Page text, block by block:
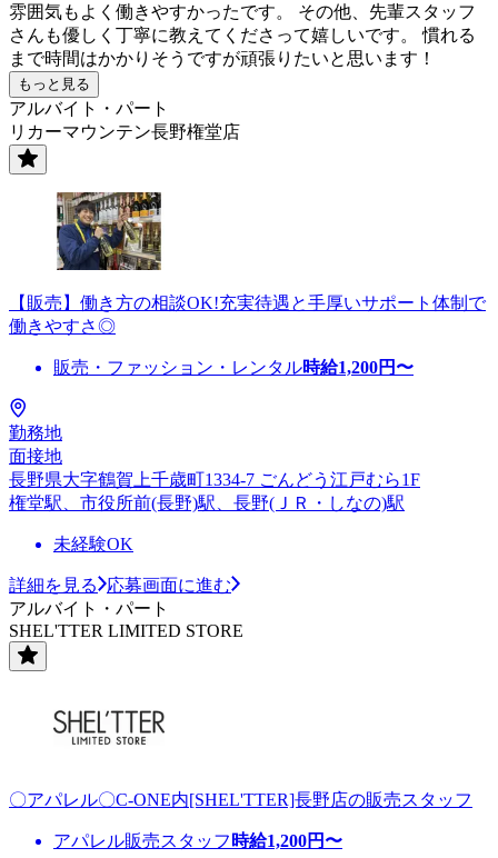
雰囲気もよく働きやすかったです。 その他、先輩スタッフ
さんも優しく丁寧に教えてくださって嬉しいです。 慣れる
まで時間はかかりそうですが頑張りたいと思います！
もっと見る
アルバイト・パート
リカーマウンテン長野権堂店
【販売】働き方の相談OK!充実待遇と手厚いサポート体制で
働きやすさ◎
販売・ファッション・レンタル時給1,200円〜
勤務地
面接地
長野県大字鶴賀上千歳町1334-7 ごんどう江戸むら1F
権堂駅、市役所前(長野)駅、長野(ＪＲ・しなの)駅
未経験OK
詳細を見る
応募画面に進む
アルバイト・パート
SHEL'TTER LIMITED STORE
〇アパレル〇C-ONE内[SHEL'TTER]長野店の販売スタッフ
アパレル販売スタッフ 時給1,200円〜